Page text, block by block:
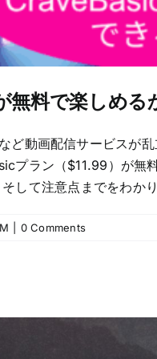
料で楽しめる
動画配信サービスが
ラン（$11.99）が無
して注意点までをわ
0 Comments